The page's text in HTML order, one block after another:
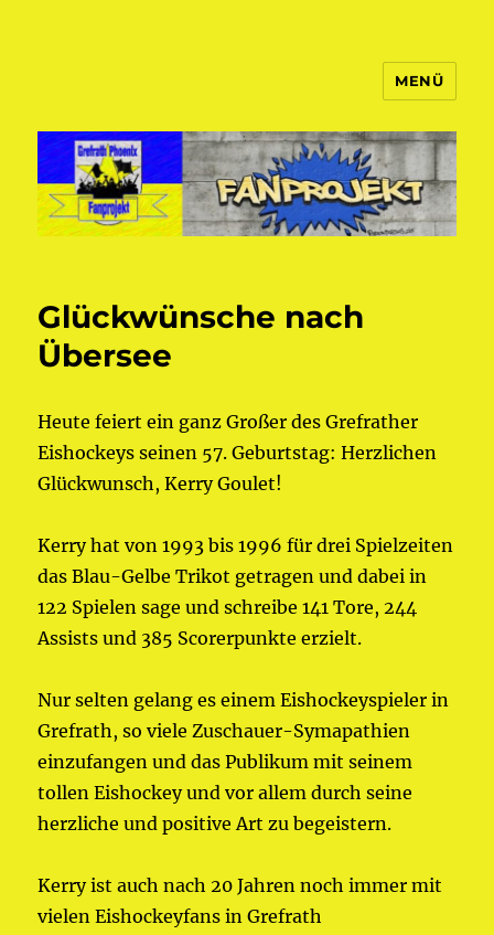
MENÜ
Glückwünsche nach
Übersee
Heute feiert ein ganz Großer des Grefrather
Eishockeys seinen 57. Geburtstag:Herzlichen
Glückwunsch, Kerry Goulet!
Kerry hat von 1993 bis 1996 für drei Spielzeiten
das Blau-Gelbe Trikot getragen und dabei in
122 Spielen sage und schreibe 141 Tore, 244
Assists und 385 Scorerpunkte erzielt.
Nur selten gelang es einem Eishockeyspieler in
Grefrath, so viele Zuschauer-Symapathien
einzufangen und das Publikum mit seinem
tollen Eishockey und vor allem durch seine
herzliche und positive Art zu begeistern.
Kerry ist auch nach 20 Jahren noch immer mit
vielen Eishockeyfans in Grefrath